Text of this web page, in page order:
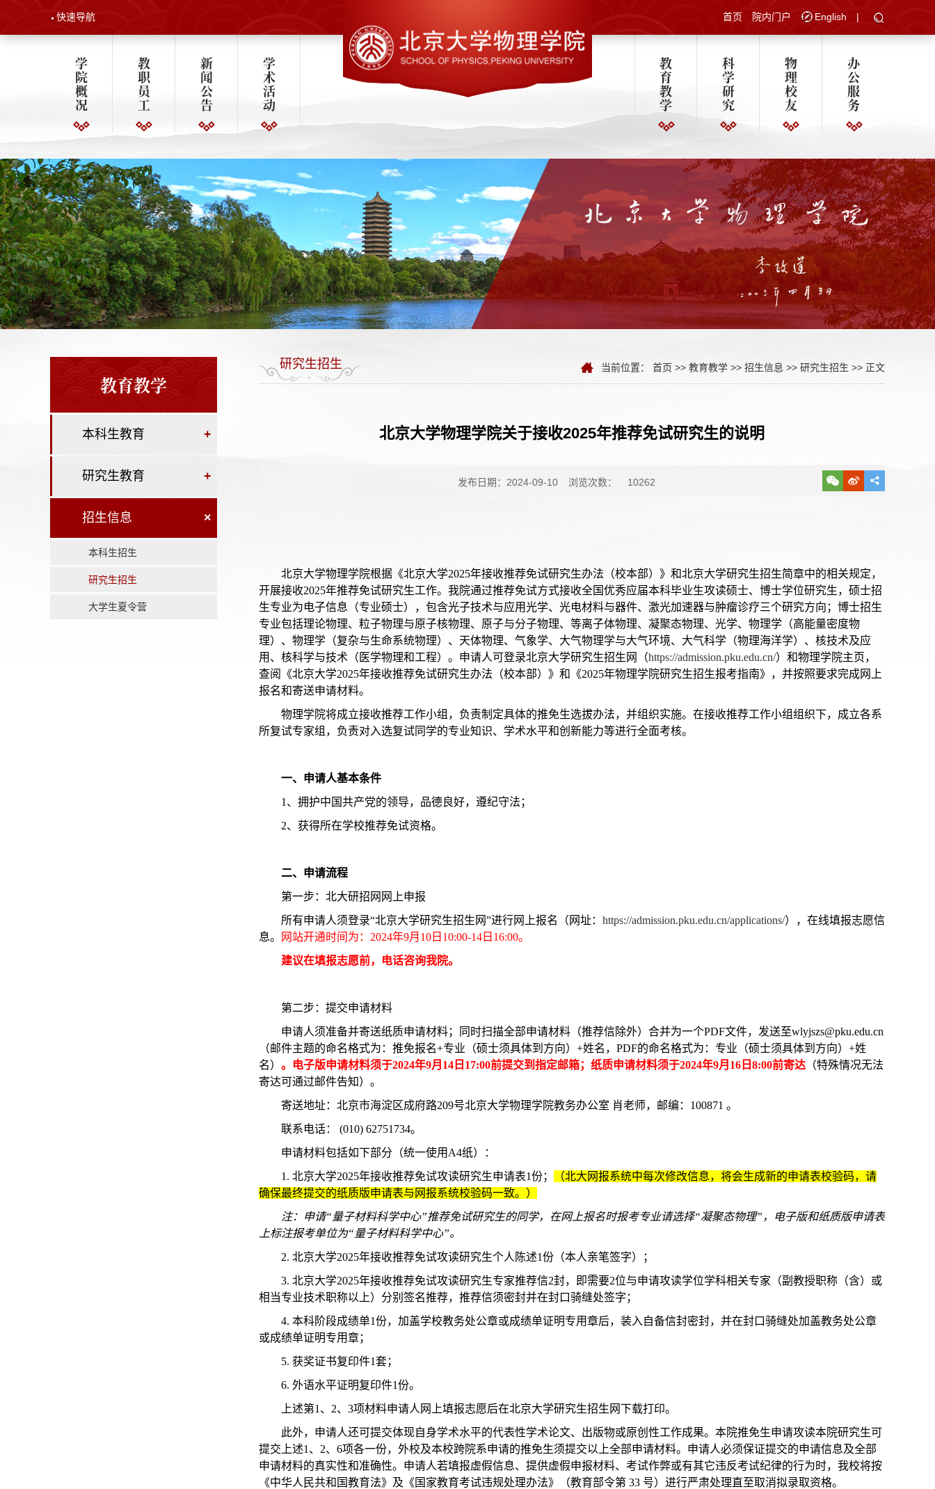
快速导航 首页 院内门户 English |
学
院
概
况
教
职
员
工
新
闻
公
告
学
术
活
动
教
育
教
学
科
学
研
究
物
理
校
友
办
公
服
务
教育教学
本科生教育 +
研究生教育 +
招生信息 ×
本科生招生
研究生招生
大学生夏令营
研究生招生 当前位置： 首页 >> 教育教学 >> 招生信息 >> 研究生招生 >> 正文
北京大学物理学院关于接收2025年推荐免试研究生的说明
发布日期：2024-09-10 浏览次数： 10262
北京大学物理学院根据《北京大学2025年接收推荐免试研究生办法（校本部）》和北京大学研究生招生简章中的相关规定，
开展接收2025年推荐免试研究生工作。我院通过推荐免试方式接收全国优秀应届本科毕业生攻读硕士、博士学位研究生，硕士招
生专业为电子信息（专业硕士），包含光子技术与应用光学、光电材料与器件、激光加速器与肿瘤诊疗三个研究方向；博士招生
专业包括理论物理、粒子物理与原子核物理、原子与分子物理、等离子体物理、凝聚态物理、光学、物理学（高能量密度物
理）、物理学（复杂与生命系统物理）、天体物理、气象学、大气物理学与大气环境、大气科学（物理海洋学）、核技术及应
用、核科学与技术（医学物理和工程）。申请人可登录北京大学研究生招生网（https://admission.pku.edu.cn/）和物理学院主页，
查阅《北京大学2025年接收推荐免试研究生办法（校本部）》和《2025年物理学院研究生招生报考指南》，并按照要求完成网上
报名和寄送申请材料。
物理学院将成立接收推荐工作小组，负责制定具体的推免生选拔办法，并组织实施。在接收推荐工作小组组织下，成立各系
所复试专家组，负责对入选复试同学的专业知识、学术水平和创新能力等进行全面考核。
一、申请人基本条件
1、拥护中国共产党的领导，品德良好，遵纪守法；
2、获得所在学校推荐免试资格。
二、申请流程
第一步：北大研招网网上申报
所有申请人须登录“北京大学研究生招生网”进行网上报名（网址： https://admission.pku.edu.cn/applications/），在线填报志愿信
息。
网站开通时间为：2024年9月10日10:00-14日16:00。
建议在填报志愿前，电话咨询我院。
第二步：提交申请材料
申请人须准备并寄送纸质申请材料；同时扫描全部申请材料（推荐信除外）合并为一个PDF文件，发送至wlyjszs@pku.edu.cn
（邮件主题的命名格式为：推免报名+专业（硕士须具体到方向）+姓名，PDF的命名格式为：专业（硕士须具体到方向）+姓
名） 。电子版申请材料须于2024年9月14日17:00前提交到指定邮箱；纸质申请材料须于2024年9月16日8:00前寄达 （特殊情况无法
寄达可通过邮件告知）。
寄送地址：北京市海淀区成府路209号北京大学物理学院教务办公室 肖老师，邮编：100871 。
联系电话： (010) 62751734。
申请材料包括如下部分（统一使用A4纸）：
1. 北京大学2025年接收推荐免试攻读研究生申请表1份；
（北大网报系统中每次修改信息，将会生成新的申请表校验码，请
确保最终提交的纸质版申请表与网报系统校验码一致。）
注：申请“量子材料科学中心”推荐免试研究生的同学，在网上报名时报考专业请选择“凝聚态物理”，电子版和纸质版申请表
上标注报考单位为“量子材料科学中心”。
2. 北京大学2025年接收推荐免试攻读研究生个人陈述1份（本人亲笔签字）；
3. 北京大学2025年接收推荐免试攻读研究生专家推荐信2封，即需要2位与申请攻读学位学科相关专家（副教授职称（含）或
相当专业技术职称以上）分别签名推荐，推荐信须密封并在封口骑缝处签字；
4. 本科阶段成绩单1份，加盖学校教务处公章或成绩单证明专用章后，装入自备信封密封，并在封口骑缝处加盖教务处公章
或成绩单证明专用章；
5. 获奖证书复印件1套；
6. 外语水平证明复印件1份。
上述第1、2、3项材料申请人网上填报志愿后在北京大学研究生招生网下载打印。
此外，申请人还可提交体现自身学术水平的代表性学术论文、出版物或原创性工作成果。本院推免生申请攻读本院研究生可
提交上述1、2、6项各一份，外校及本校跨院系申请的推免生须提交以上全部申请材料。申请人必须保证提交的申请信息及全部
申请材料的真实性和准确性。申请人若填报虚假信息、提供虚假申报材料、考试作弊或有其它违反考试纪律的行为时，我校将按
《中华人民共和国教育法》及《国家教育考试违规处理办法》（教育部令第 33 号）进行严肃处理直至取消拟录取资格。